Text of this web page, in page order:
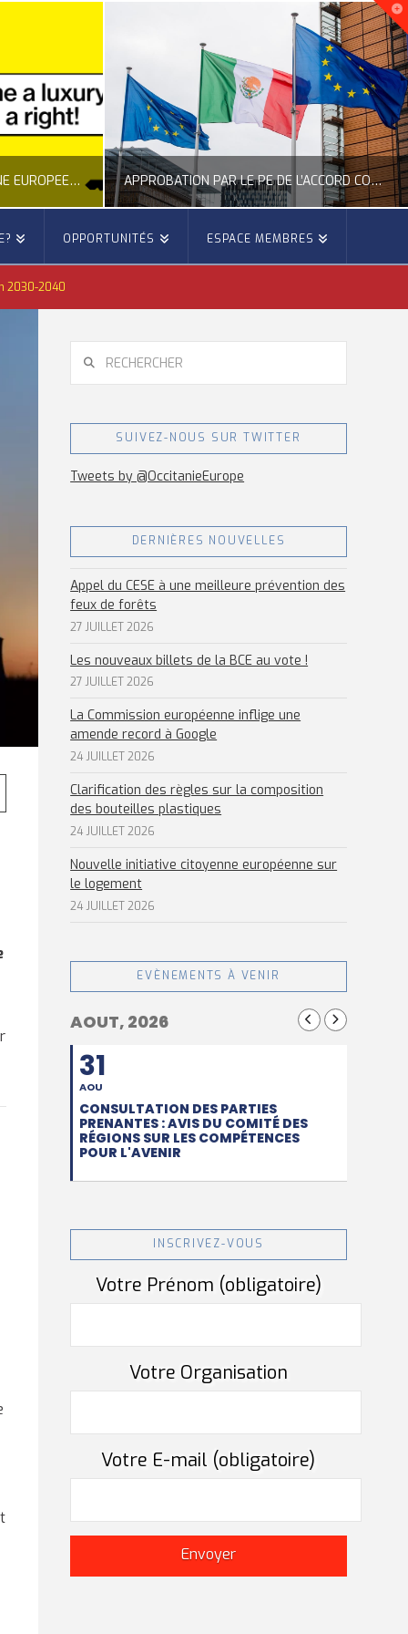
NOUVELLE INITIATIVE CITOYENNE EUROPÉENNE SUR LE LOGEMENT
LOGEMENT
APPROBATION PAR LE PE DE L’ACCORD COMMERCIAL ENTRE L’UE ET LE MEXIQUE
ACTION EXTÉRIEURE, ACTUALITÉ DE L'UNION EUROPÉENNE
JUILLET 22, 2026
OPPORTUNITÉS ESPACE MEMBRES
2030-2040
SUIVEZ-NOUS SUR TWITTER
Tweets by @OccitanieEurope
DERNIÈRES NOUVELLES
Appel du CESE à une meilleure prévention des
feux de forêts
27 JUILLET 2026
Les nouveaux billets de la BCE au vote !
27 JUILLET 2026
La Commission européenne inflige une
amende record à Google
24 JUILLET 2026
Clarification des règles sur la composition
des bouteilles plastiques
24 JUILLET 2026
Nouvelle initiative citoyenne européenne sur
le logement
24 JUILLET 2026
EVÈNEMENTS À VENIR
AOUT, 2026
31
AOU
CONSULTATION DES PARTIES
PRENANTES : AVIS DU COMITÉ DES
RÉGIONS SUR LES COMPÉTENCES
POUR L'AVENIR
INSCRIVEZ-VOUS
Votre Prénom (obligatoire)
Votre Organisation
Votre E-mail (obligatoire)